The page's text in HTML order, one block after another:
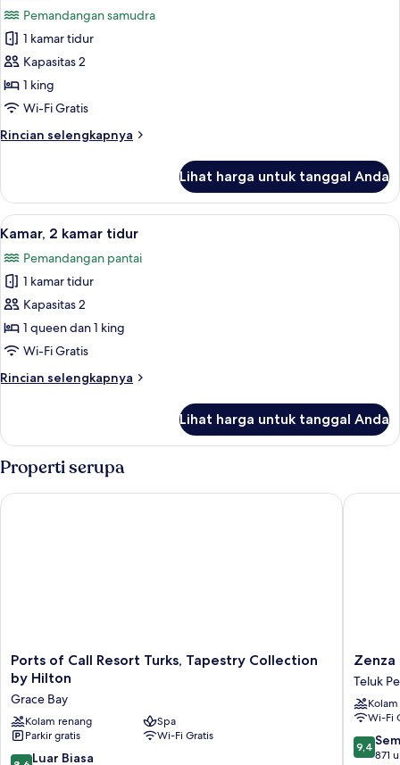
foto
untuk
Seafan
Pemandangan samudra
1 kamar tidur
Kapasitas 2
1 king
Wi-Fi Gratis
Rincian selengkapnya
Rincian
Seafan
Lihat harga untuk tanggal Anda
Lihat
semua
foto
untuk
Kamar,
2
kamar
Kamar, 2 kamar tidur | Tirai kedap
6
Kamar, 2 kamar tidur
Pemandangan pantai
1 kamar tidur
Kapasitas 2
1 queen dan 1 king
Wi-Fi Gratis
Rincian selengkapnya
Rincian
Kamar,
2
kamar
tidur
Lihat harga untuk tanggal Anda
Properti serupa
Ports
of
Call
Resort
Turks,
Tapestry
Collection
Ports of Call Resort Turks, Tapestry Collection
by Hilton
Grace Bay
Kolam renang
Spa
Parkir gratis
Wi-Fi Gratis
8.6 Luar Biasa
Ports of Call Resort Turks, Tapestry Collection by Hilton
Zenza
Hotel
Teluk
Penyu
Teluk
Wi-Fi
9.4
dari
9,4
871
Zenza